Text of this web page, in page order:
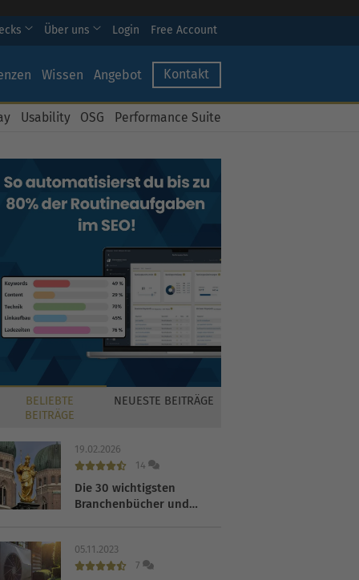
Über uns Login Free Account
Wissen Angebot Kontakt
Usability OSG Performance Suite
BELIEBTE
BEITRÄGE
NEUESTE BEITRÄGE
19.02.2026
14
Die 30 wichtigsten
Branchenbücher und
05.11.2023
7